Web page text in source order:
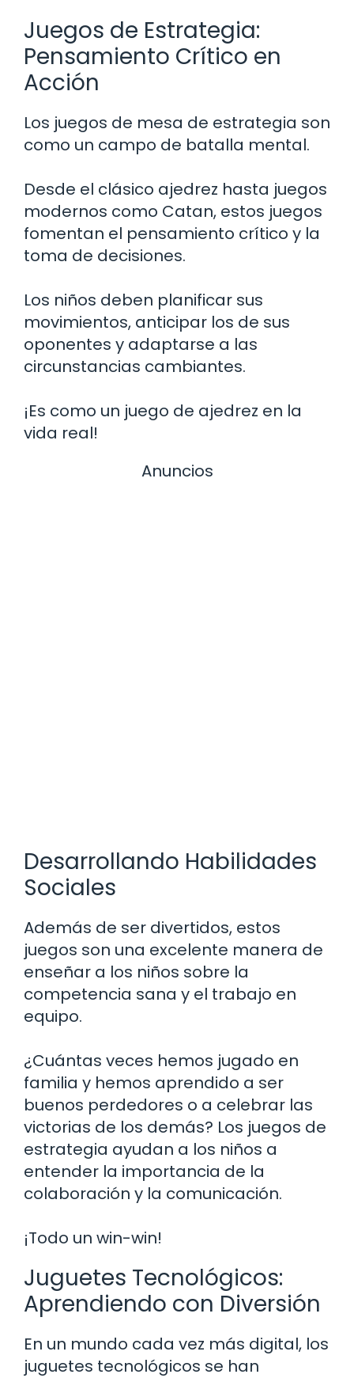
Juegos de Estrategia:
Pensamiento Crítico en
Acción
Los juegos de mesa de estrategia son
como un campo de batalla mental.
Desde el clásico ajedrez hasta juegos
modernos como Catan, estos juegos
fomentan el pensamiento crítico y la
toma de decisiones.
Los niños deben planificar sus
movimientos, anticipar los de sus
oponentes y adaptarse a las
circunstancias cambiantes.
¡Es como un juego de ajedrez en la
vida real!
Anuncios
Desarrollando Habilidades
Sociales
Además de ser divertidos, estos
juegos son una excelente manera de
enseñar a los niños sobre la
competencia sana y el trabajo en
equipo.
¿Cuántas veces hemos jugado en
familia y hemos aprendido a ser
buenos perdedores o a celebrar las
victorias de los demás? Los juegos de
estrategia ayudan a los niños a
entender la importancia de la
colaboración y la comunicación.
¡Todo un win-win!
Juguetes Tecnológicos:
Aprendiendo con Diversión
En un mundo cada vez más digital, los
juguetes tecnológicos se han